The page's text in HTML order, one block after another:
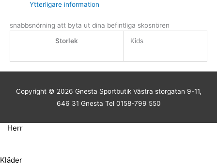
Ytterligare information
snabbsnörning att byta ut dina befintliga skosnören
Storlek
Kids
Copyright © 2026 Gnesta SportbutikVästra storgatan 9-11,
646 31 Gnesta Tel 0158-799 550
Herr
Kläder